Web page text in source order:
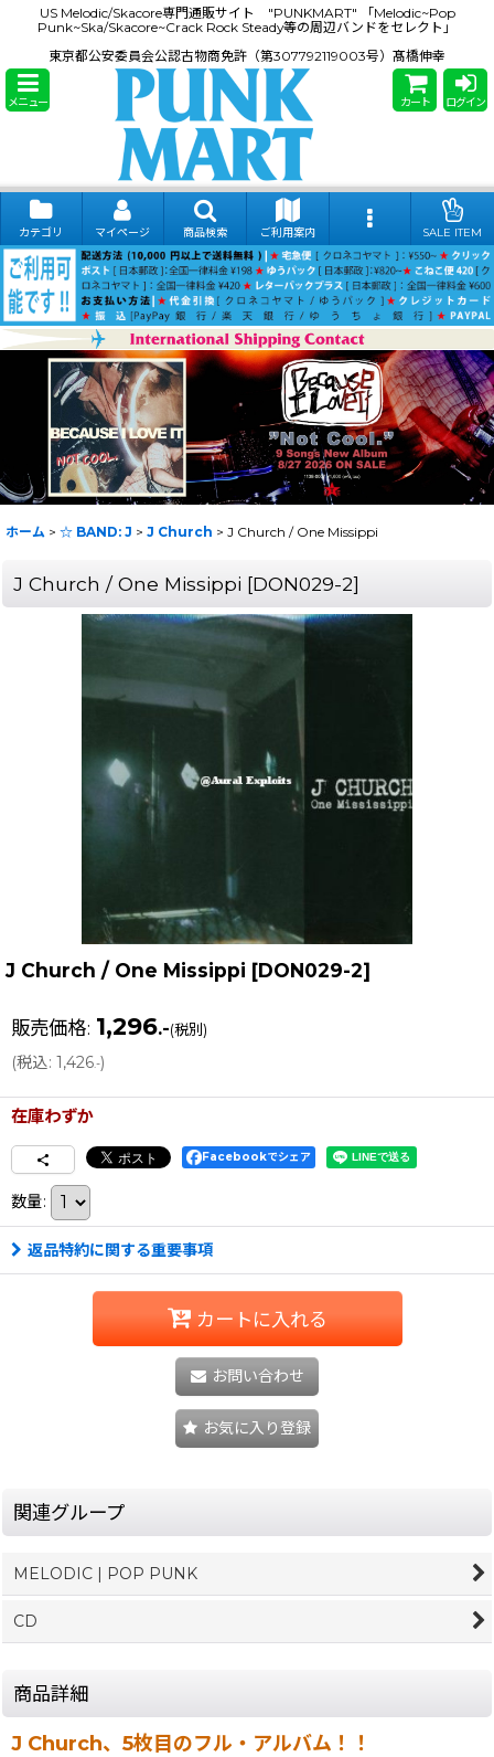
US Melodic/Skacore専門通販サイト "PUNKMART" 「Melodic~Pop
Punk~Ska/Skacore~Crack Rock Steady等の周辺バンドをセレクト」
東京都公安委員会公認古物商免許（第307792119003号）髙橋伸幸
メニュー カート ログイン
カテゴリ マイページ 商品検索 ご利用案内 SALE ITEM
ホーム > ☆ BAND: J > J Church > J Church / One Missippi
J Church / One Missippi [DON029-2]
J Church / One Missippi [DON029-2]
販売価格: 1,296.-(税別)
(税込: 1,426.-)
在庫わずか
Facebookでシェア
数量:
返品特約に関する重要事項
カートに入れる
お問い合わせ
お気に入り登録
関連グループ
MELODIC | POP PUNK
CD
商品詳細
J Church、5枚目のフル・アルバム！！